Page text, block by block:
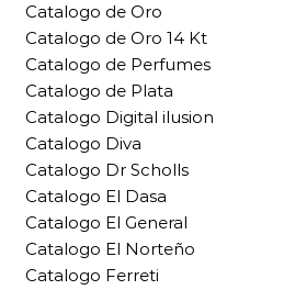
Catalogo de Oro
Catalogo de Oro 14 Kt
Catalogo de Perfumes
Catalogo de Plata
Catalogo Digital ilusion
Catalogo Diva
Catalogo Dr Scholls
Catalogo El Dasa
Catalogo El General
Catalogo El Norteño
Catalogo Ferreti